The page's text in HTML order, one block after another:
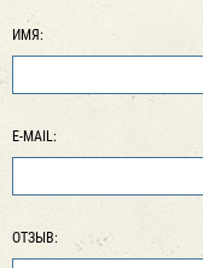
ИМЯ:
E-MAIL:
ОТЗЫВ: